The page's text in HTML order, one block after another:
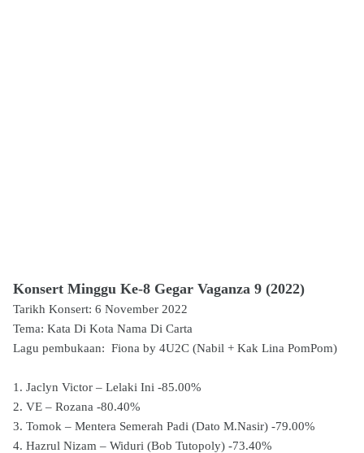
Konsert Minggu Ke-8 Gegar Vaganza 9 (2022)
Tarikh Konsert: 6 November 2022
Tema: Kata Di Kota Nama Di Carta
Lagu pembukaan: Fiona by 4U2C (Nabil + Kak Lina PomPom)
1. Jaclyn Victor – Lelaki Ini -85.00%
2. VE – Rozana -80.40%
3. Tomok – Mentera Semerah Padi (Dato M.Nasir) -79.00%
4. Hazrul Nizam – Widuri (Bob Tutopoly) -73.40%